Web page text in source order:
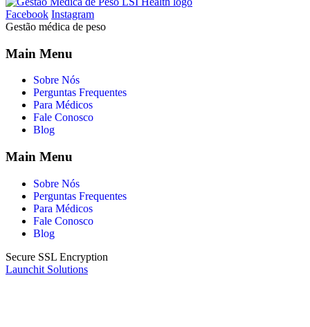
Facebook Instagram
Gestão médica de peso
Main Menu
Sobre Nós
Perguntas Frequentes
Para Médicos
Fale Conosco
Blog
Main Menu
Sobre Nós
Perguntas Frequentes
Para Médicos
Fale Conosco
Blog
Secure SSL Encryption
Launchit Solutions